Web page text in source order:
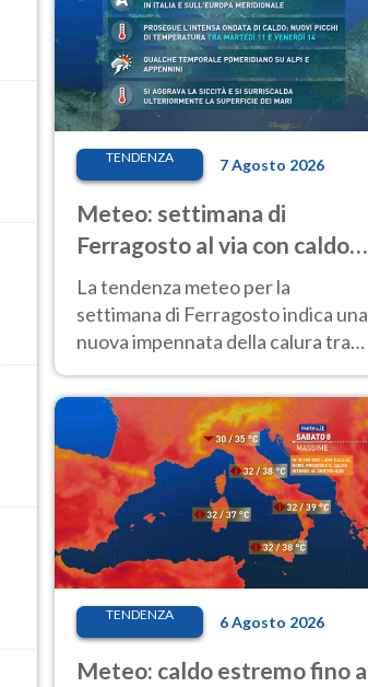
TENDENZA 7 Agosto 2026
Meteo: settimana di
Ferragosto al via con caldo
intenso e qualche temporale
La tendenza meteo per la
settimana di Ferragosto indica una
nuova impennata della calura tra
anche al Nord.
TENDENZA 6 Agosto 2026
Meteo: caldo estremo fino a